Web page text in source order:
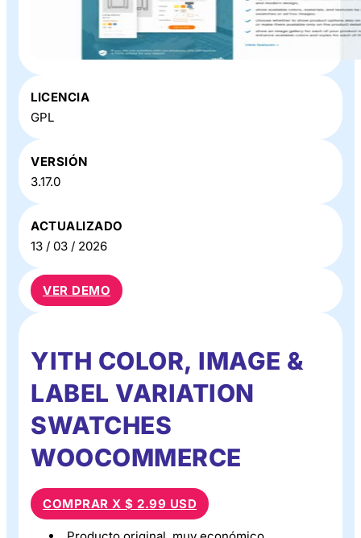
YITH Color, Image & Label Variation
Swatches WooCommerce
LICENCIA
GPL
VERSIÓN
3.17.0
ACTUALIZADO
13 / 03 / 2026
VER DEMO
YITH COLOR, IMAGE &
LABEL VARIATION
SWATCHES
WOOCOMMERCE
COMPRAR X $ 2.99 USD